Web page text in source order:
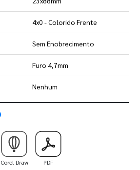
4x0 - Colorido Frente
Sem Enobrecimento
Furo 4,7mm
Nenhum
Saiba como utilizar os nossos gabaritos
Corel Draw PDF